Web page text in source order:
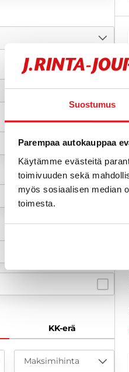
Suostumus
Parempaa autokauppaa
Käytämme evästeitä
toimivuuden sekä
myös sosiaalisen median
toimesta.
KK-erä
Maksimihinta